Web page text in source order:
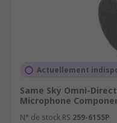
Actuellement
Same Sky Omni-
Microphone
N° de stock RS 259-6155P